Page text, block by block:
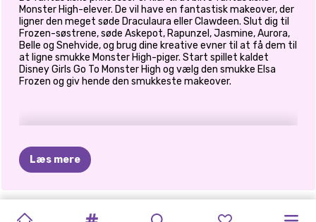
Monster High-elever. De vil have en fantastisk makeover, der
ligner den meget søde Draculaura eller Clawdeen. Slut dig til
Frozen-søstrene, søde Askepot, Rapunzel, Jasmine, Aurora,
Belle og Snehvide, og brug dine kreative evner til at få dem til
at ligne smukke Monster High-piger. Start spillet kaldet
Disney Girls Go To Monster High og vælg den smukke Elsa
Frozen og giv hende den smukkeste makeover.
Læs mere
CELEBRITY
DRESS-UP
PRINSESSER SKURKE ELIZA